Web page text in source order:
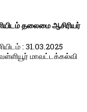
தலைமை ஆசிரியர்
: 31.03.2025
மாவட்டக்கல்வி